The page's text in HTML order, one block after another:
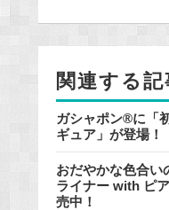
k
関連する記
ガシャポン®に「
ギュア」が登場！
おだやかな色合い
ライナー with ピ
売中！